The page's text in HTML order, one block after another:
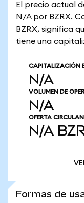
El precio actual
N/A por BZRX.
BZRX, significa
tiene una
CAPITALIZACIÓN
N/A
VOLUMEN DE
N/A
OFERTA
N/A
Formas de